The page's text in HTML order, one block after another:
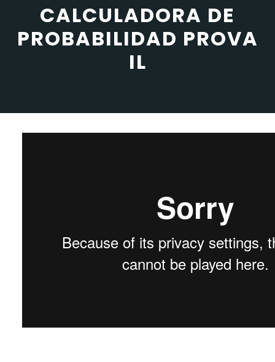
CALCULADORA DE
PROBABILIDAD PROVA
IL